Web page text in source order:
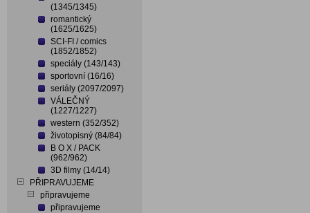
(1345/1345)
romantický
(1625/1625)
SCI-FI / comics
(1852/1852)
speciály (143/143)
sportovní (16/16)
seriály (2097/2097)
VÁLEČNÝ
(1227/1227)
western (352/352)
životopisný (84/84)
B O X / PACK
(962/962)
3D filmy (14/14)
PŘIPRAVUJEME
připravujeme
připravujeme